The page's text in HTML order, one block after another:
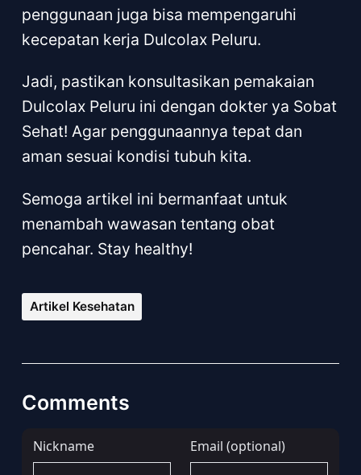
penggunaan juga bisa mempengaruhi
kecepatan kerja Dulcolax Peluru.
Jadi, pastikan konsultasikan pemakaian
Dulcolax Peluru ini dengan dokter ya Sobat
Sehat! Agar penggunaannya tepat dan
aman sesuai kondisi tubuh kita.
Semoga artikel ini bermanfaat untuk
menambah wawasan tentang obat
pencahar. Stay healthy!
Artikel Kesehatan
Comments